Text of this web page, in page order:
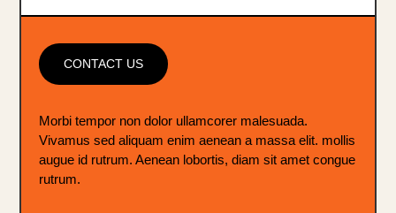
CONTACT US
Morbi tempor non dolor ullamcorer malesuada.
Vivamus sed aliquam enim aenean a massa elit. mollis
augue id rutrum. Aenean lobortis, diam sit amet congue
rutrum.